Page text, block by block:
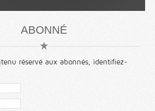
ABONNÉ
réservé aux abonnés, identifiez-